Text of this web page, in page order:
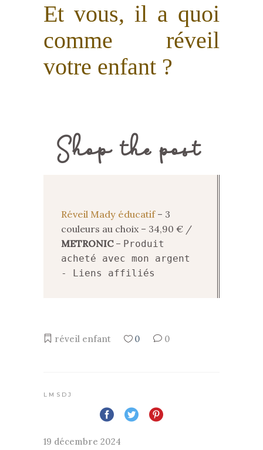
Et vous, il a quoi
comme réveil
votre enfant ?
Shop the post
Réveil Mady éducatif– 3
couleurs au choix – 34,90 € /
METRONIC – Produit
acheté avec mon argent
- Liens affiliés
réveil enfant 0 0
LMSDJ
19 décembre 2024